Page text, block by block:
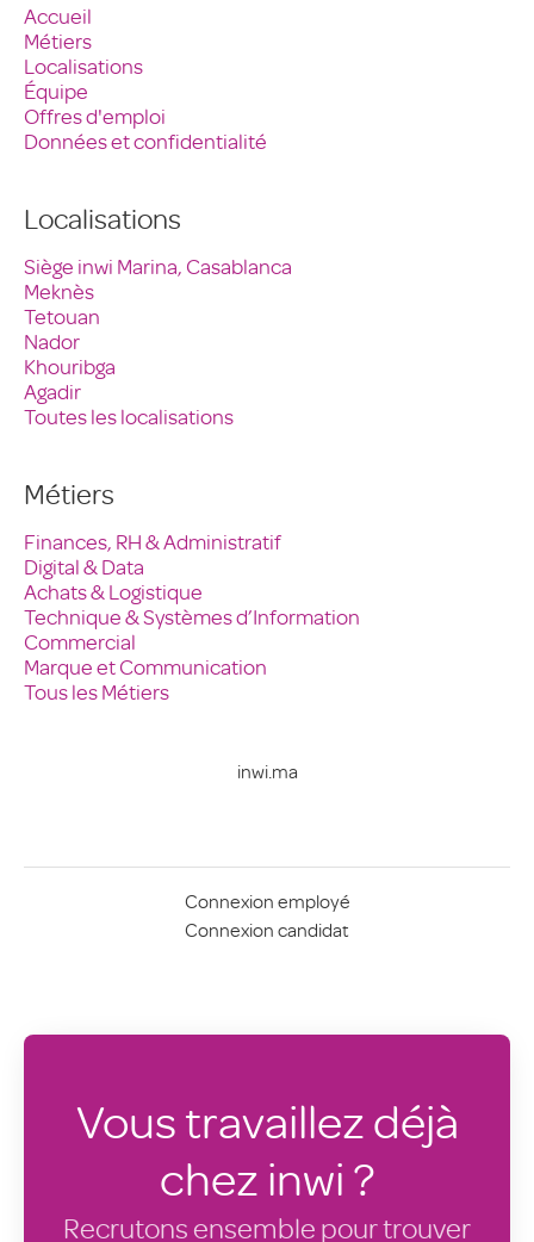
Accueil
Métiers
Localisations
Équipe
Offres d'emploi
Données et confidentialité
Localisations
Siège inwi Marina, Casablanca
Meknès
Tetouan
Nador
Khouribga
Agadir
Toutes les localisations
Métiers
Finances, RH & Administratif
Digital & Data
Achats & Logistique
Technique & Systèmes d’Information
Commercial
Marque et Communication
Tous les Métiers
inwi.ma
Connexion employé
Connexion candidat
Vous travaillez déjà
chez inwi ?
Recrutons ensemble pour trouver